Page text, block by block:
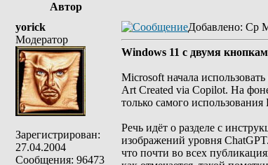
Автор
yorick
Модератор
Зарегистрирован:
27.04.2004
Сообщения: 96473
Добавлено: Ср
Windows 11 с двумя
Microsoft начала
Art Created via Copilot. На
только самого
Речь идёт о разделе с
изображений уровня
что почти во всех